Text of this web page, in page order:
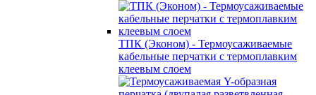
ТПК (Эконом) - Термоусаживаемые
кабельные перчатки с термоплавким
клеевым слоем